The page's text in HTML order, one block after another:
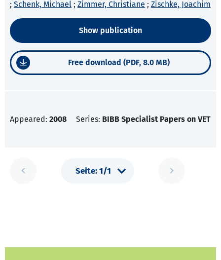
; Schenk, Michael ; Zimmer, Christiane ; Zischke, Joachim
Show publication
Free download (PDF, 8.0 MB)
Appeared: 2008 Series: BIBB Specialist Papers on VET